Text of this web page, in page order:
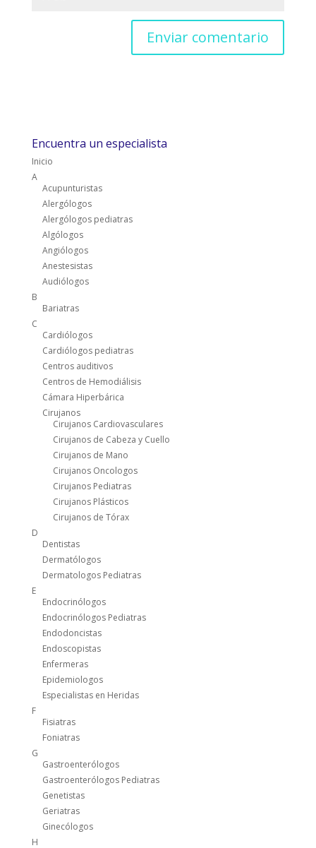
Encuentra un especialista
Inicio
A
Acupunturistas
Alergólogos
Alergólogos pediatras
Algólogos
Angiólogos
Anestesistas
Audiólogos
B
Bariatras
C
Cardiólogos
Cardiólogos pediatras
Centros auditivos
Centros de Hemodiálisis
Cámara Hiperbárica
Cirujanos
Cirujanos Cardiovasculares
Cirujanos de Cabeza y Cuello
Cirujanos de Mano
Cirujanos Oncologos
Cirujanos Pediatras
Cirujanos Plásticos
Cirujanos de Tórax
D
Dentistas
Dermatólogos
Dermatologos Pediatras
E
Endocrinólogos
Endocrinólogos Pediatras
Endodoncistas
Endoscopistas
Enfermeras
Epidemiologos
Especialistas en Heridas
F
Fisiatras
Foniatras
G
Gastroenterólogos
Gastroenterólogos Pediatras
Genetistas
Geriatras
Ginecólogos
H